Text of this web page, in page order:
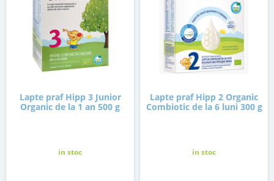
Lapte praf Hipp 3 Junior
Organic de la 1 an 500 g
in stoc
Lapte praf Hipp 2 Organic
Combiotic de la 6 luni 300 g
in stoc